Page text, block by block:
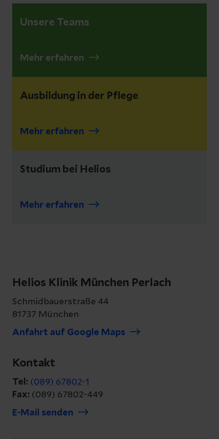
Unsere Teams
Mehr erfahren
Ausbildung in der Pflege
Mehr erfahren
Studium bei Helios
Mehr erfahren
Helios Klinik München Perlach
Schmidbauerstraße 44
81737 München
Anfahrt auf Google Maps
Kontakt
Tel: (089) 67802-1
Fax: (089) 67802-449
E-Mail senden